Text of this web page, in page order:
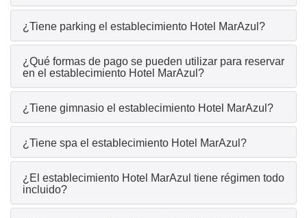
¿Tiene parking el establecimiento Hotel MarAzul?
¿Qué formas de pago se pueden utilizar para reservar
en el establecimiento Hotel MarAzul?
¿Tiene gimnasio el establecimiento Hotel MarAzul?
¿Tiene spa el establecimiento Hotel MarAzul?
¿El establecimiento Hotel MarAzul tiene régimen todo
incluido?